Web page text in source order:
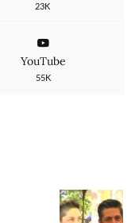
23K
YouTube
55K